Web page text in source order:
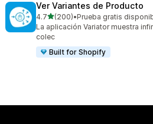
Ver Variantes de Producto
4.7de 5 estrellas
(200)
200 reseñas en total
•Prueba gratis
La aplicación Variator muestra
colec
Built for Shopify